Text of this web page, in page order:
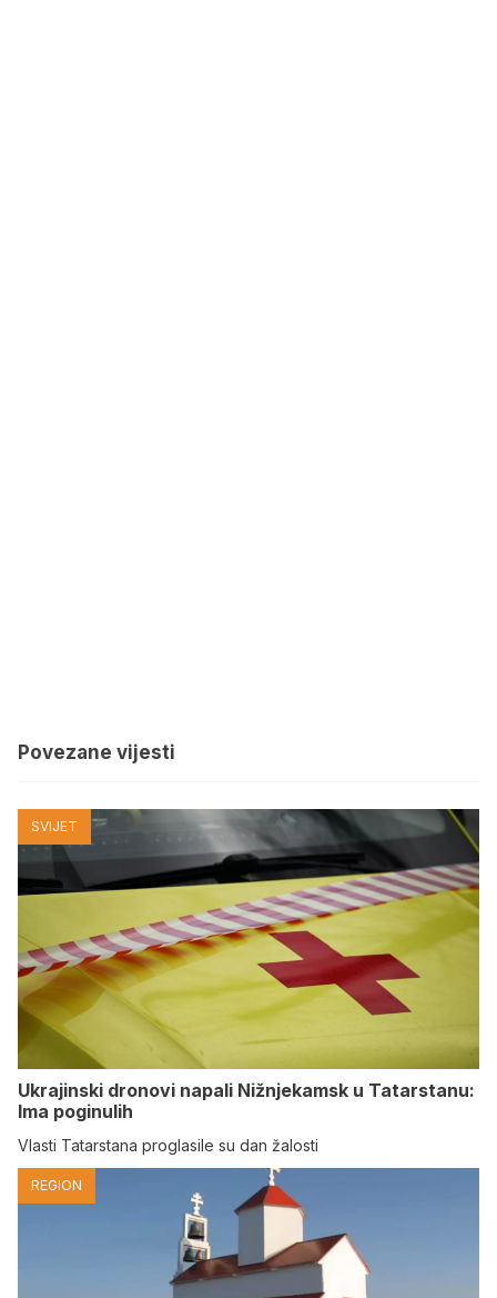
Povezane vijesti
SVIJET
Ukrajinski dronovi napali Nižnjekamsk u Tatarstanu:
Ima poginulih
Vlasti Tatarstana proglasile su dan žalosti
REGION